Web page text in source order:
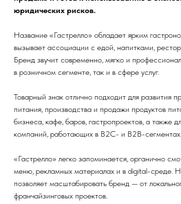
юридических рисков.
Название «Гастрелло» обладает ярким
вызывает ассоциации с едой, напитками,
Бренд звучит современно, мягко и
в розничном сегменте, так и в сфере услуг.
Товарный знак отлично подходит для развития
питания, производства и продажи продуктов
бизнеса, кафе, баров, гастропроектов, а также
компаний, работающих в B2C- и B2B-сегментах.
«Гастрелло» легко запоминается, органично
меню, рекламных материалах и в digital-среде.
позволяет масштабировать бренд — от
франчайзинговых проектов.